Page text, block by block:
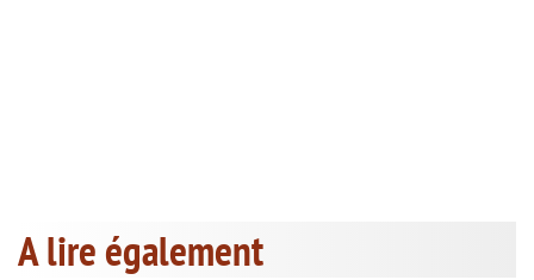
A lire également